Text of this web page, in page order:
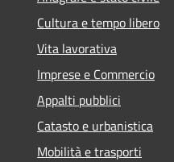
Cultura e tempo libero
Vita lavorativa
Imprese e Commercio
Appalti pubblici
Catasto e urbanistica
Mobilità e trasporti